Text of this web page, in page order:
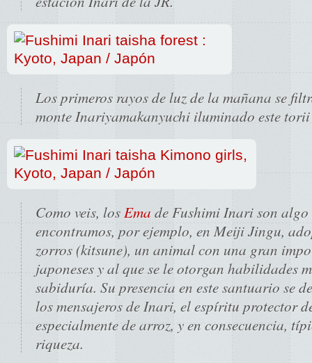
Los primeros rayos de luz de la mañana se
monte Inariyamakanyuchi iluminado este
Como veis, losEma de Fushimi Inari son algo
encontramos, por ejemplo, en Meiji Jingu,
zorros (kitsune), un animal con una gran
japoneses y al que se le otorgan habilidades
sabiduría. Su presencia en este santuario se
los mensajeros de Inari, el espíritu protector
especialmente de arroz, y en consecuencia,
riqueza.